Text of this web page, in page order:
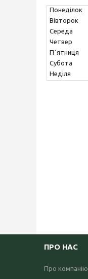
Понеділок
Вівторок
Середа
Четвер
Пʼятниця
Субота
Неділя
ПРО НАС
Про компанію